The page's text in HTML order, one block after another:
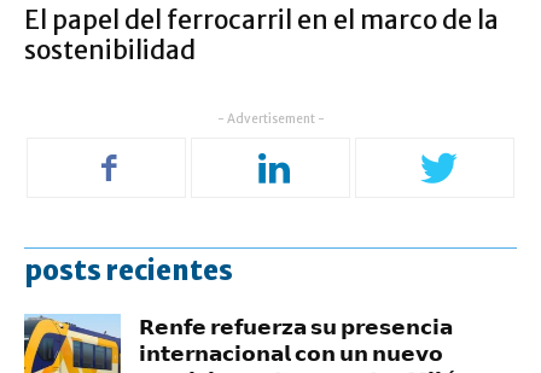
El papel del ferrocarril en el marco de la
sostenibilidad
- Advertisement -
posts recientes
𝗥𝗲𝗻𝗳𝗲 𝗿𝗲𝗳𝘂𝗲𝗿𝘇𝗮 𝘀𝘂 𝗽𝗿𝗲𝘀𝗲𝗻𝗰𝗶𝗮
𝗶𝗻𝘁𝗲𝗿𝗻𝗮𝗰𝗶𝗼𝗻𝗮𝗹 𝗰𝗼𝗻 𝘂𝗻 𝗻𝘂𝗲𝘃𝗼